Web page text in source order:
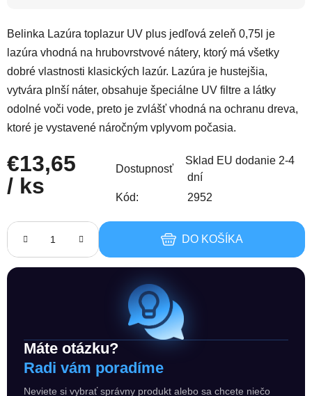
Belinka Lazúra toplazur UV plus jedľová zeleň 0,75l je
lazúra vhodná na hrubovrstvové nátery, ktorý má všetky
dobré vlastnosti klasických lazúr. Lazúra je hustejšia,
vytvára plnší náter, obsahuje špeciálne UV filtre a látky
odolné voči vode, preto je zvlášť vhodná na ochranu dreva,
ktoré je vystavené náročným vplyvom počasia.
€13,65
/ ks
Dostupnosť
Sklad EU dodanie 2-4
dní
Kód:
2952
DO KOŠÍKA
Máte otázku?
Radi vám poradíme
Neviete si vybrať správny produkt alebo sa chcete niečo